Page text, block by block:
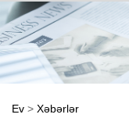
Ev > Xəbərlər